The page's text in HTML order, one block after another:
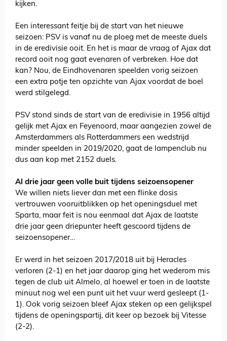
kijken.
Een interessant feitje bij de start van het nieuwe
seizoen: PSV is vanaf nu de ploeg met de meeste duels
in de eredivisie ooit. En het is maar de vraag of Ajax dat
record ooit nog gaat evenaren of verbreken. Hoe dat
kan? Nou, de Eindhovenaren speelden vorig seizoen
een extra potje ten opzichte van Ajax voordat de boel
werd stilgelegd.
PSV stond sinds de start van de eredivisie in 1956 altijd
gelijk met Ajax en Feyenoord, maar aangezien zowel de
Amsterdammers als Rotterdammers een wedstrijd
minder speelden in 2019/2020, gaat de lampenclub nu
dus aan kop met 2152 duels.
Al drie jaar geen volle buit tijdens seizoensopener
We willen niets liever dan met een flinke dosis
vertrouwen vooruitblikken op het openingsduel met
Sparta, maar feit is nou eenmaal dat Ajax de laatste
drie jaar geen driepunter heeft gescoord tijdens de
seizoensopener…
Er werd in het seizoen 2017/2018 uit bij Heracles
verloren (2-1) en het jaar daarop ging het wederom mis
tegen de club uit Almelo, al hoewel er toen in de laatste
minuut nog wel een punt uit het vuur werd gesleept (1-
1). Ook vorig seizoen bleef Ajax steken op een gelijkspel
tijdens de openingspartij, dit keer op bezoek bij Vitesse
(2-2).